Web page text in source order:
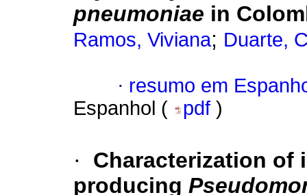
pneumoniae in
Ramos, Viviana; Duarte,
· resumo em
Espanhol (
pdf )
·
Characterization of
producing